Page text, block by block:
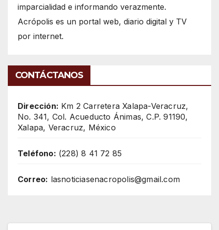
imparcialidad e informando verazmente.
Acrópolis es un portal web, diario digital y TV
por internet.
CONTÁCTANOS
Dirección: Km 2 Carretera Xalapa-Veracruz,
No. 341, Col. Acueducto Ánimas, C.P. 91190,
Xalapa, Veracruz, México
Teléfono: (228) 8 41 72 85
Correo: lasnoticiasenacropolis@gmail.com